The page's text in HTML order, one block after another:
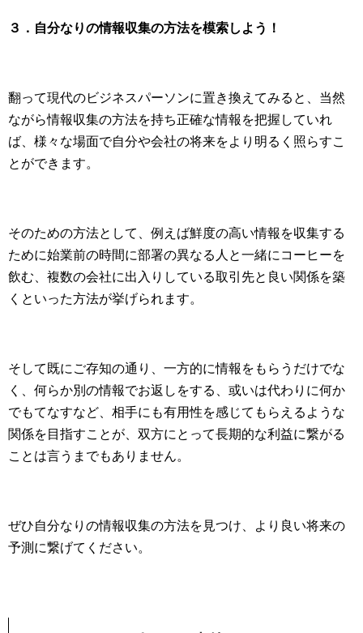
３．自分なりの情報収集の方法を模索しよう！
翻って現代のビジネスパーソンに置き換えてみると、当然
ながら情報収集の方法を持ち正確な情報を把握していれ
ば、様々な場面で自分や会社の将来をより明るく照らすこ
とができます。
そのための方法として、例えば鮮度の高い情報を収集する
ために始業前の時間に部署の異なる人と一緒にコーヒーを
飲む、複数の会社に出入りしている取引先と良い関係を築
くといった方法が挙げられます。
そして既にご存知の通り、一方的に情報をもらうだけでな
く、何らか別の情報でお返しをする、或いは代わりに何か
でもてなすなど、相手にも有用性を感じてもらえるような
関係を目指すことが、双方にとって長期的な利益に繋がる
ことは言うまでもありません。
ぜひ自分なりの情報収集の方法を見つけ、より良い将来の
予測に繋げてください。